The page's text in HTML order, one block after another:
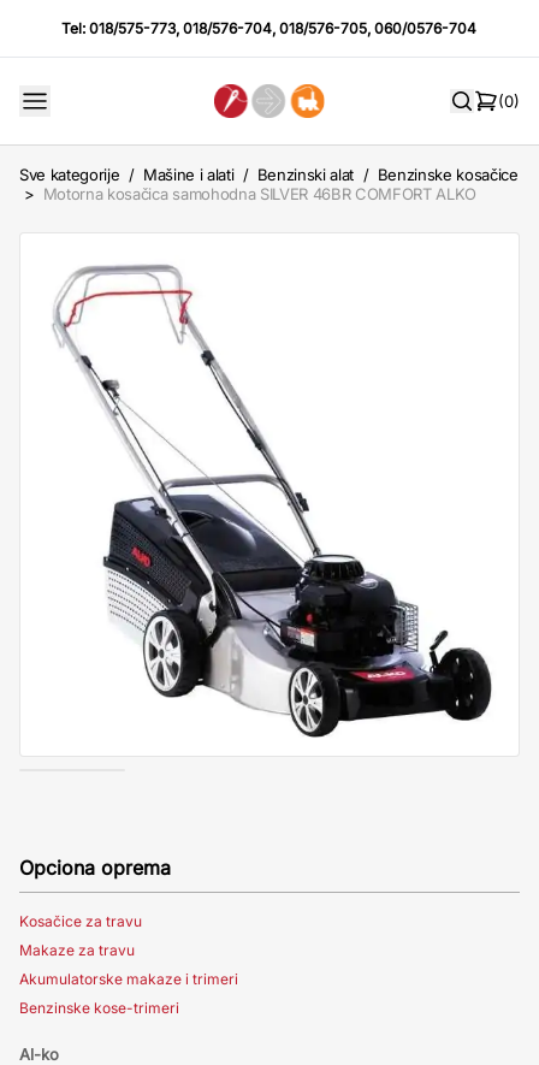
Tel:018/575-773,018/576-704,018/576-705,060/0576-704
(0)
Sve kategorije / Mašine i alati / Benzinski alat / Benzinske kosačice
> Motorna kosačica samohodna SILVER 46BR COMFORT ALKO
Opciona oprema
Kosačice za travu
Makaze za travu
Akumulatorske makaze i trimeri
Benzinske kose-trimeri
Al-ko